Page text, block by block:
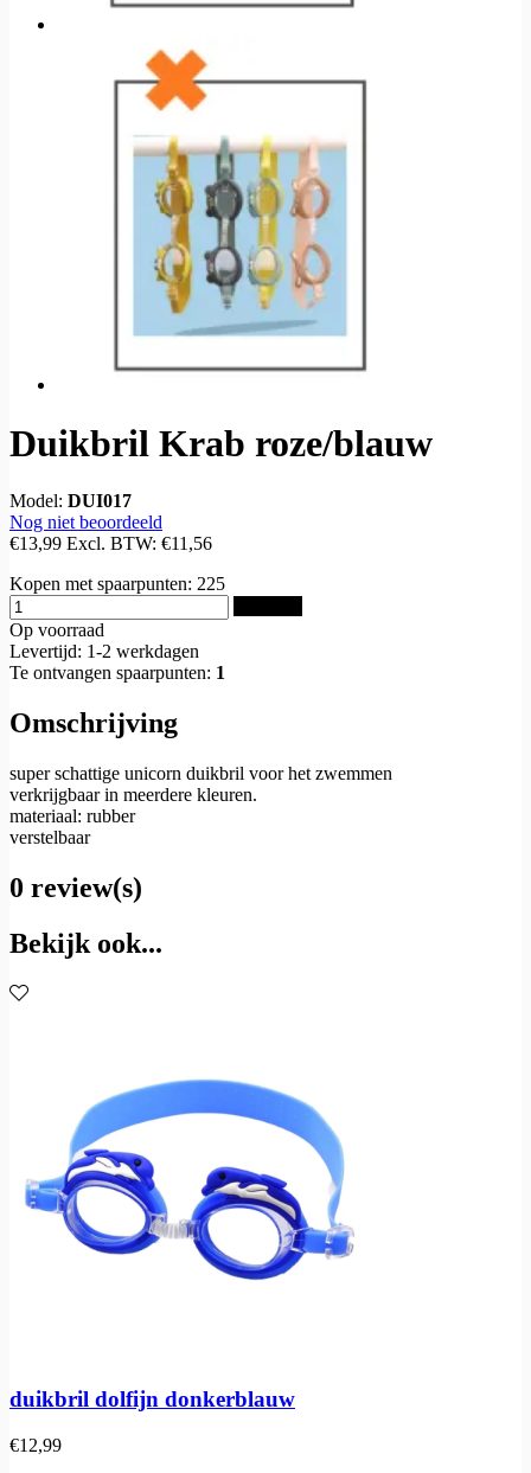
Duikbril Krab roze/blauw
Model: DUI017
Nog niet beoordeeld
€13,99 Excl. BTW: €11,56
Kopen met spaarpunten: 225
Op voorraad
Levertijd: 1-2 werkdagen
Te ontvangen spaarpunten: 1
Omschrijving
super schattige unicorn duikbril voor het zwemmen
verkrijgbaar in meerdere kleuren.
materiaal: rubber
verstelbaar
0 review(s)
Bekijk ook...
duikbril dolfijn donkerblauw
€12,99